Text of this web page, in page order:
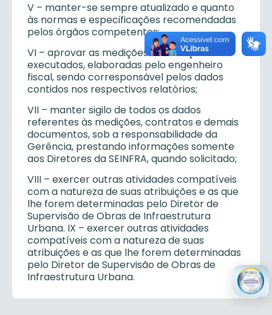
V – manter-se sempre atualizado e quanto
às normas e especificações recomendadas
pelos órgãos competentes;
VI – aprovar as medições de serviços
executados, elaboradas pelo engenheiro
fiscal, sendo corresponsável pelos dados
contidos nos respectivos relatórios;
VII – manter sigilo de todos os dados
referentes às medições, contratos e demais
documentos, sob a responsabilidade da
Gerência, prestando informações somente
aos Diretores da SEINFRA, quando solicitado;
VIII – exercer outras atividades compatíveis
com a natureza de suas atribuições e as que
lhe forem determinadas pelo Diretor de
Supervisão de Obras de Infraestrutura
Urbana. IX – exercer outras atividades
compatíveis com a natureza de suas
atribuições e as que lhe forem determinadas
pelo Diretor de Supervisão de Obras de
Infraestrutura Urbana.